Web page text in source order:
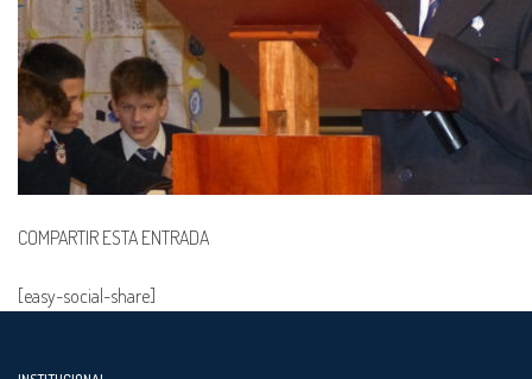
COMPARTIR ESTA ENTRADA
[easy-social-share]